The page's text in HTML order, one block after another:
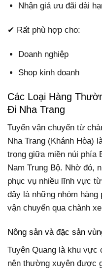
Nhận giá ưu đãi dài
✔ Rất phù hợp cho:
Doanh nghiệp
Shop kinh doanh
Các Loại Hàng
Đi Nha Trang
Tuyến vận chuyển từ
Nha Trang (Khánh Hòa)
trọng giữa miền núi phía
Nam Trung Bộ. Nhờ đó,
phục vụ nhiều lĩnh vực
đây là những nhóm
vận chuyển qua chành
Nông sản và đặc sản
Tuyên Quang là khu vực
nên thường xuyên được